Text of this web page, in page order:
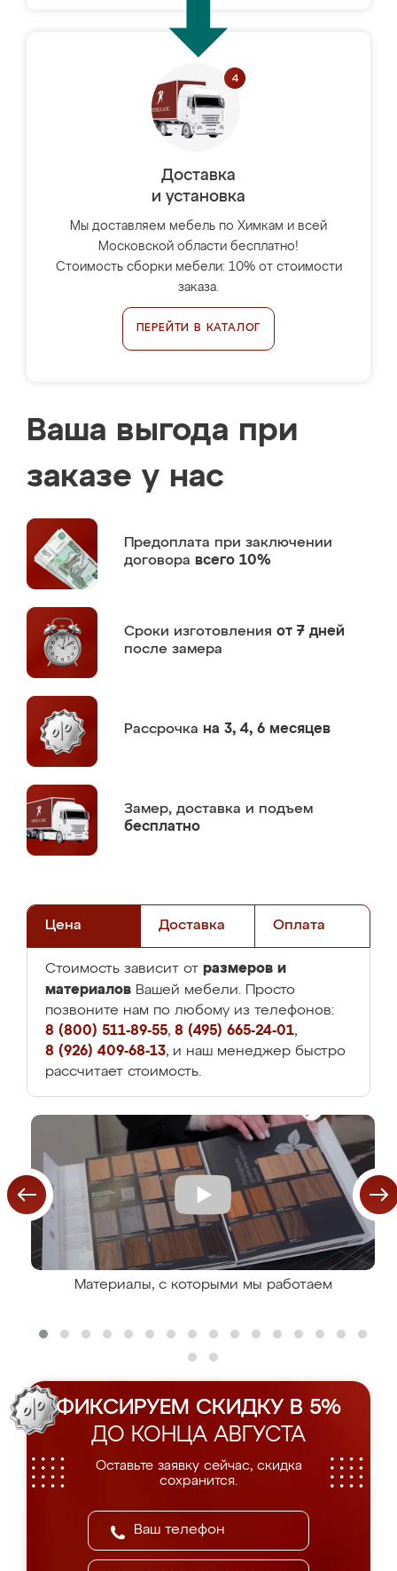
Доставка
и установка
Мы доставляем мебель по Химкам и всей
Московской области бесплатно!
Стоимость сборки мебели: 10% от стоимости
заказа.
ПЕРЕЙТИ В КАТАЛОГ
Ваша выгода при
заказе у нас
Предоплата при заключении
договора всего 10%
Сроки изготовления от 7 дней
после замера
Рассрочка на 3, 4, 6 месяцев
Замер, доставка и подъем
бесплатно
Цена Доставка Оплата
Стоимость зависит от размеров и
материалов Вашей мебели. Просто
позвоните нам по любому из телефонов:
8 (800) 511-89-55, 8 (495) 665-24-01,
8 (926) 409-68-13, и наш менеджер быстро
рассчитает стоимость.
Материалы, с которыми мы работаем
ФИКСИРУЕМ СКИДКУ В 5%
ДО КОНЦА АВГУСТА
Оставьте заявку сейчас, скидка
сохранится.